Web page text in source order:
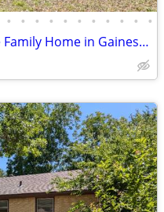
• • • • • • • • • • •
Charming 4 Bed, 2 Bath Single Family Home in Gainesville, TX